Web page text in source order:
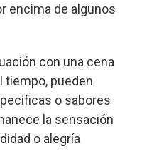
encima de algunos
con una cena
tiempo, pueden
o sabores
la sensación
o alegría